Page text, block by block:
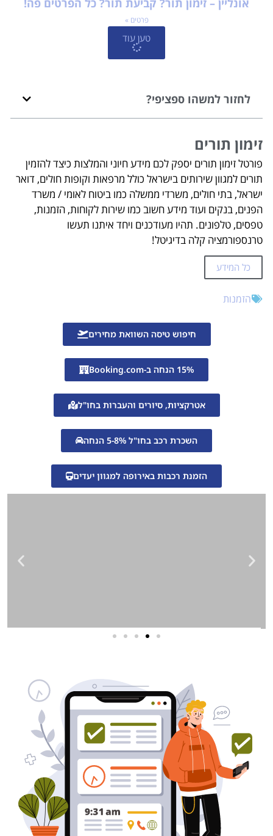
פרטים »
טען עוד
לחזור למשהו ספציפי?
זימון תורים
פורטל זימון תורים יספק לכם מידע חיוני והמלצות כיצד להזמין
תורים למגוון שירותים בישראל כולל מרפאות וקופות חולים, דואר
ישראל, בתי חולים, משרדי ממשלה כמו ביטוח לאומי / משרד
הפנים, בנקים ועוד מידע חשוב כמו שירות לקוחות, הזמנות,
טפסים, טלפונים. תהיו מעודכנים ויחד איתנו תעשו
טרנספורמציה קלה בדיגיטל!
כל המידע
הזמנות
חיפוש טיסה השוואת מחירים
15% הנחה ב-Booking.com
אטרקציות, סיורים והעברות בחו"ל
השכרת רכב בחו"ל 5-8% הנחה
הזמנת רכבות באירופה למגוון יעדים
בעל/ת עסק? סוכנות ניהול מוניטין
לקידום, שיווק ופרסום באינטרנט
כאן עבורך!
לפרטים